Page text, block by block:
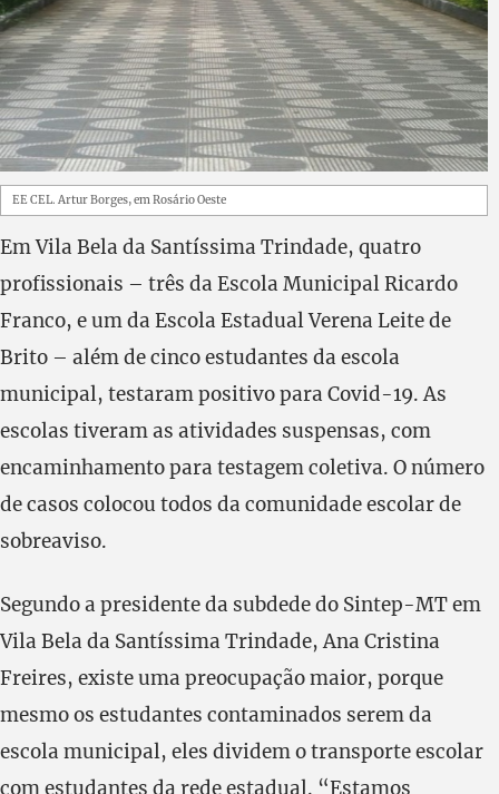
EE CEL. Artur Borges, em Rosário Oeste
Em Vila Bela da Santíssima Trindade, quatro
profissionais – três da Escola Municipal Ricardo
Franco, e um da Escola Estadual Verena Leite de
Brito – além de cinco estudantes da escola
municipal, testaram positivo para Covid-19. As
escolas tiveram as atividades suspensas, com
encaminhamento para testagem coletiva. O número
de casos colocou todos da comunidade escolar de
sobreaviso.
Segundo a presidente da subdede do Sintep-MT em
Vila Bela da Santíssima Trindade, Ana Cristina
Freires, existe uma preocupação maior, porque
mesmo os estudantes contaminados serem da
escola municipal, eles dividem o transporte escolar
com estudantes da rede estadual. “Estamos